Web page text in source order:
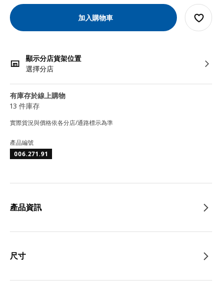
加入購物車
顯示分店貨架位置
選擇分店
有庫存於線上購物
13 件庫存
實際貨況與價格依各分店/通路標示為準
產品編號
006.271.91
產品資訊
尺寸